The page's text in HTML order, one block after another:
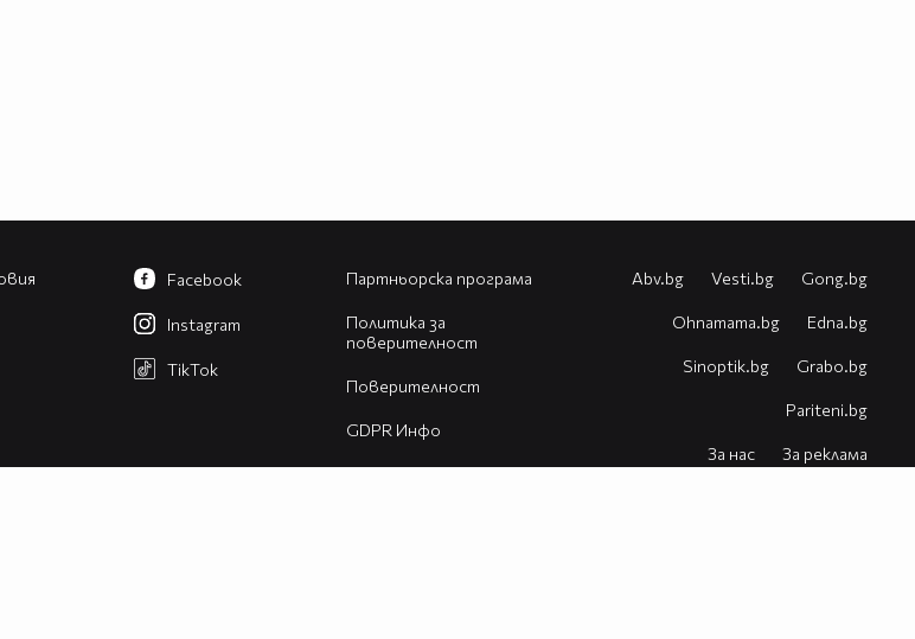
Партньорска програма
Политика за
поверителност
Поверителност
GDPR Инфо
Известия
Facebook
Instagram
TikTok
Abv.bg Vesti.bg Gong.bg
Оhnamama.bg Edna.bg
Sinoptik.bg Grabo.bg
Pariteni.bg
За нас За реклама